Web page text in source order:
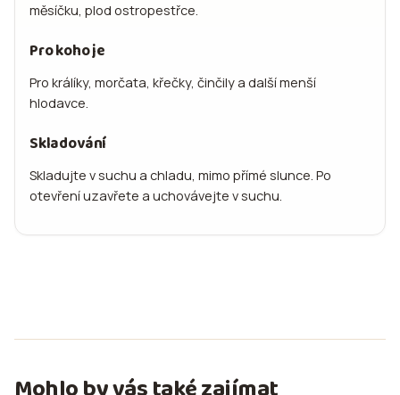
měsíčku, plod ostropestřce.
Pro koho je
Pro králíky, morčata, křečky, činčily a další menší
hlodavce.
Skladování
Skladujte v suchu a chladu, mimo přímé slunce. Po
otevření uzavřete a uchovávejte v suchu.